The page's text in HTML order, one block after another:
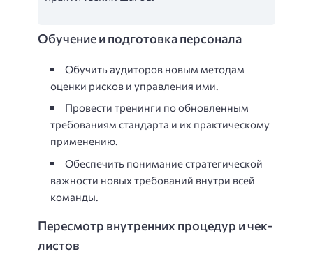
Обучение и подготовка персонала
Обучить аудиторов новым методам
оценки рисков и управления ими.
Провести тренинги по обновленным
требованиям стандарта и их практическому
применению.
Обеспечить понимание стратегической
важности новых требований внутри всей
команды.
Пересмотр внутренних процедур и чек-
листов